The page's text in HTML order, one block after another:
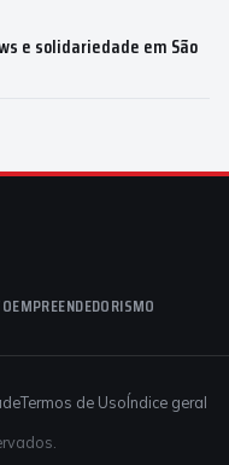
e solidariedade em São
EMPREENDEDORISMO
Termos de UsoÍndice geral